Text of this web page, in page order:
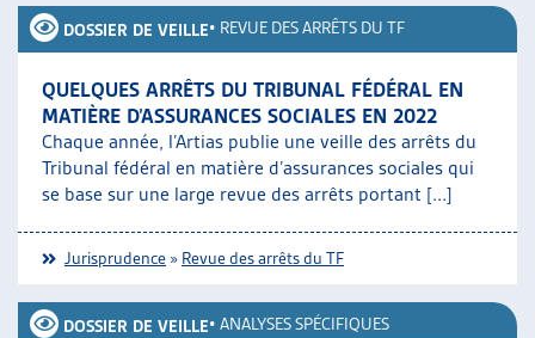
DOSSIER DE VEILLE• REVUE DES ARRÊTS DU TF
QUELQUES ARRÊTS DU TRIBUNAL FÉDÉRAL EN
MATIÈRE D’ASSURANCES SOCIALES EN 2022
Chaque année, l’Artias publie une veille des arrêts du
Tribunal fédéral en matière d’assurances sociales qui
se base sur une large revue des arrêts portant [...]
Jurisprudence » Revue des arrêts du TF
DOSSIER DE VEILLE• ANALYSES SPÉCIFIQUES